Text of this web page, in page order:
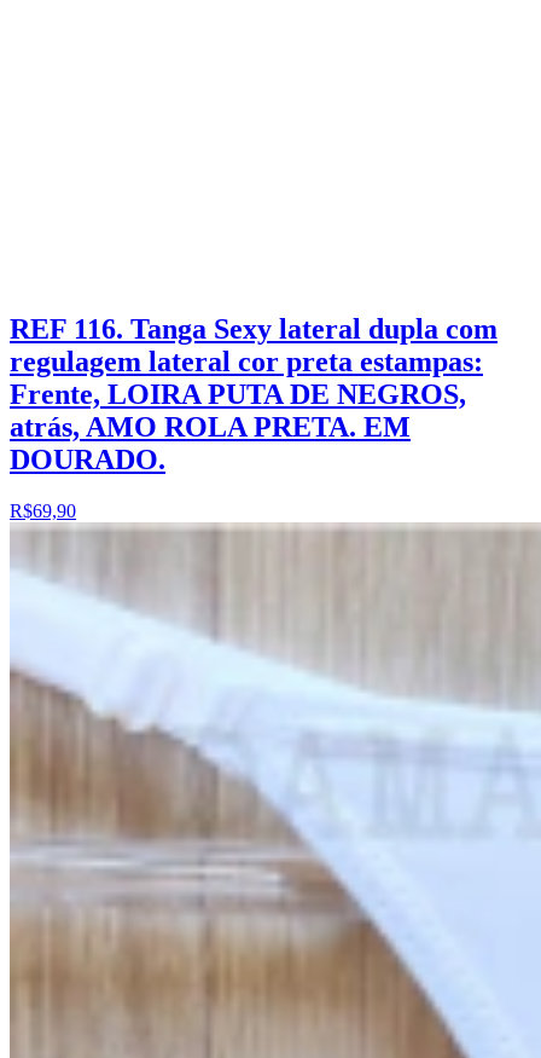
REF 116. Tanga Sexy lateral dupla com
regulagem lateral cor preta estampas:
Frente, LOIRA PUTA DE NEGROS,
atrás, AMO ROLA PRETA. EM
DOURADO.
R$69,90